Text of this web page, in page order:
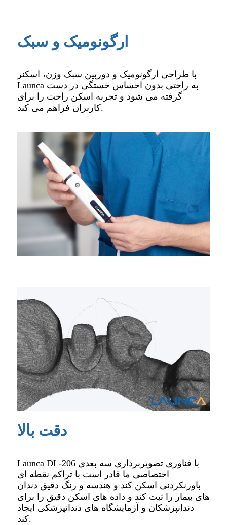
ارگونومیک و سبک
با طراحی ارگونومیک و دوربین سبک وزن، اسکنر
Launca به راحتی بدون احساس خستگی در دست
گرفته می شود و تجربه اسکن راحت را برای
کاربران فراهم می کند.
دقت بالا
Launca DL-206 با فناوری تصویربرداری سه بعدی
اختصاصی ما قادر است با تراکم نقطه ای
باورنکردنی اسکن کند و هندسه و رنگ دقیق دندان
های بیمار را ثبت کند و داده های اسکن دقیق را برای
دندانپزشکان و آزمایشگاه های دندانپزشکی ایجاد
کند.